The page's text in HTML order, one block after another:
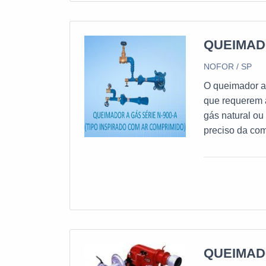
Brasil e
Nofor para
combustão
NOFOR / SP
O queimador
que requerem
gás natural
preciso da
queimadores
acessórios